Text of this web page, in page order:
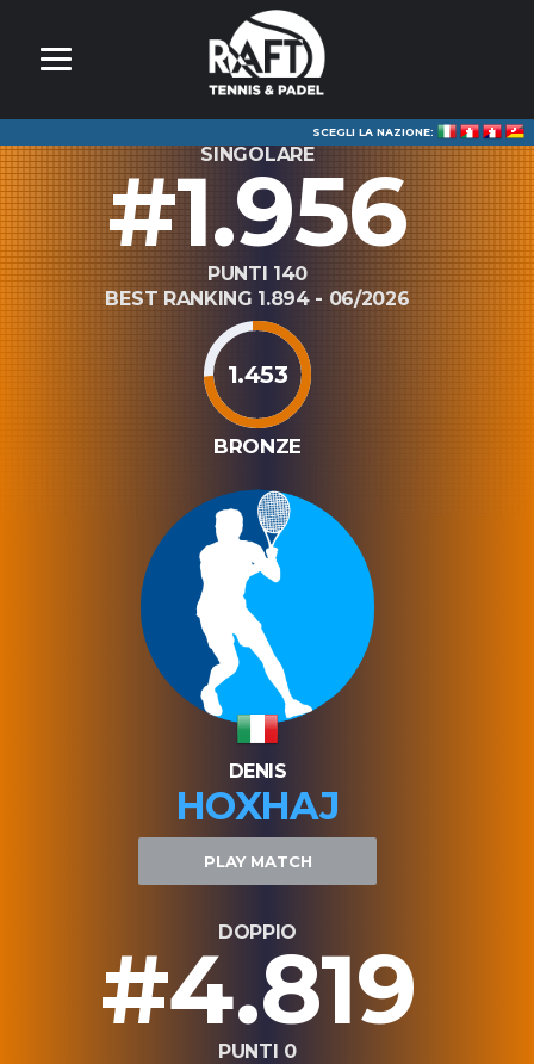
SCEGLI LA NAZIONE:
SINGOLARE
#1.956
PUNTI 140
BEST RANKING 1.894 - 06/2026
1.453
BRONZE
DENIS
HOXHAJ
PLAY MATCH
DOPPIO
#4.819
PUNTI 0